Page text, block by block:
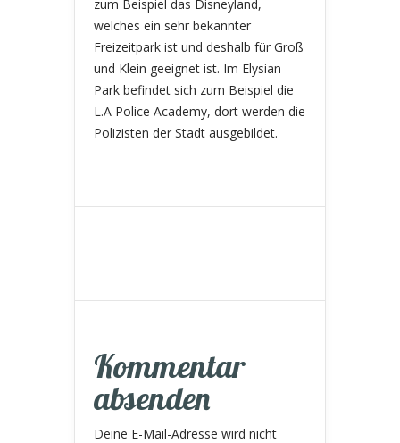
zum Beispiel das Disneyland,
welches ein sehr bekannter
Freizeitpark ist und deshalb für Groß
und Klein geeignet ist. Im Elysian
Park befindet sich zum Beispiel die
L.A Police Academy, dort werden die
Polizisten der Stadt ausgebildet.
Kommentar
absenden
Deine E-Mail-Adresse wird nicht